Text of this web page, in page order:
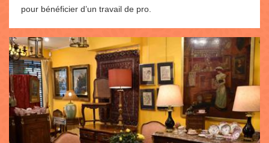
pour bénéficier d’un travail de pro.